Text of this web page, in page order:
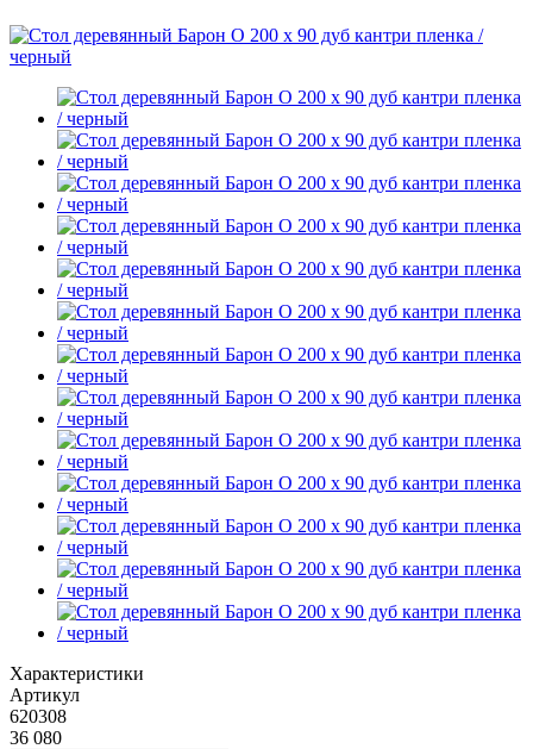
Характеристики
Артикул
620308
36 080